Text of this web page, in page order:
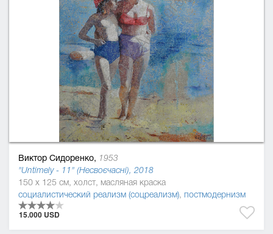
Виктор Сидоренко, 1953
"Untimely - 11" (Несвоєчасні), 2018
150 x 125 см, холст, масляная краска
социалистический реализм (соцреализм), постмодернизм
15.000 USD